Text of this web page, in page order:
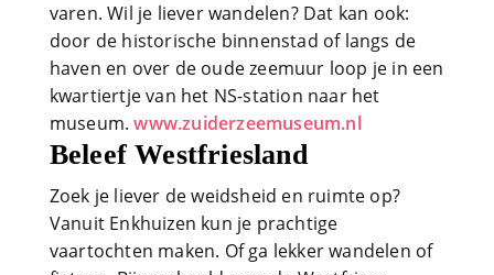
varen. Wil je liever wandelen? Dat kan ook:
door de historische binnenstad of langs de
haven en over de oude zeemuur loop je in een
kwartiertje van het NS-station naar het
museum.www.zuiderzeemuseum.nl
Beleef Westfriesland
Zoek je liever de weidsheid en ruimte op?
Vanuit Enkhuizen kun je prachtige
vaartochten maken. Of ga lekker wandelen of